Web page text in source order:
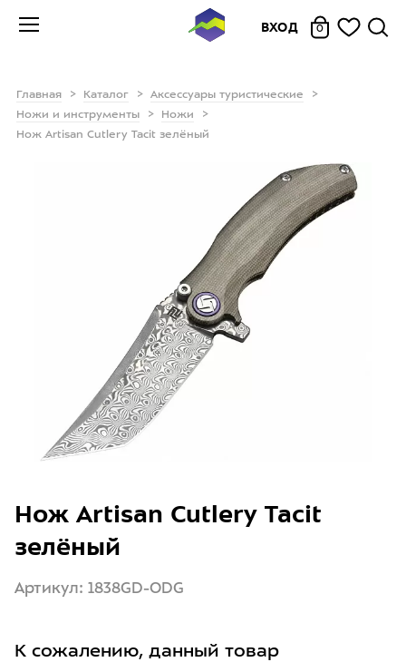
ВХОД 0
Главная Каталог
Аксессуары туристические
Ножи и инструменты
Ножи
Нож Artisan Cutlery Tacit зелёный
Нож Artisan Cutlery Tacit
зелёный
Артикул: 1838GD-ODG
К сожалению, данный товар